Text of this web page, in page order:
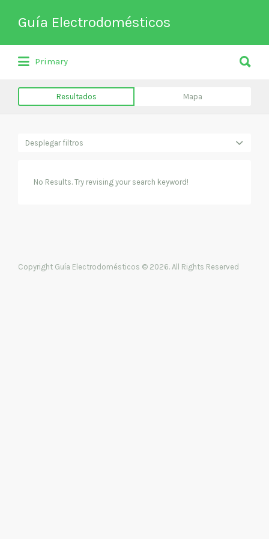
Guía Electrodomésticos
Directorio de empresas relacionadas
o fabricación entre otros de
electrodomésticos y climatización.
Buscar
por:
Primary
por:
Resultados Mapa
Desplegar filtros
No Results. Try revising your search keyword!
Copyright Guía Electrodomésticos © 2026. All Rights Reserved